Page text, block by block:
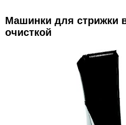
Машинки для стрижки
очисткой